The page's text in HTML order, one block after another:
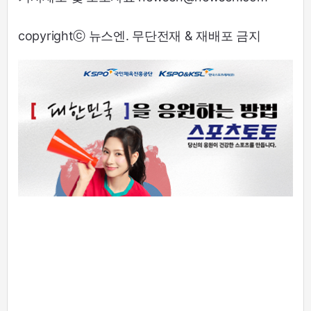
copyrightⓒ 뉴스엔. 무단전재 & 재배포 금지